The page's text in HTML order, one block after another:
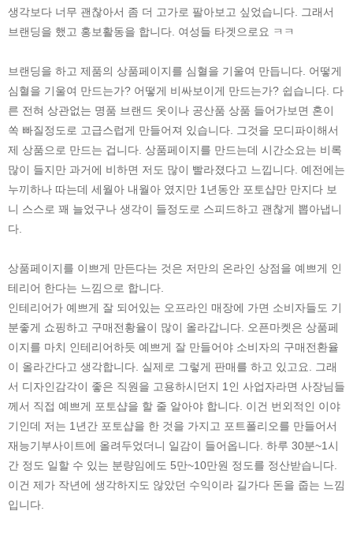
생각보다 너무 괜찮아서 좀 더 고가로 팔아보고 싶었습니다. 그래서
브랜딩을 했고 홍보활동을 합니다. 여성들 타겟으로요 ㅋㅋ
브랜딩을 하고 제품의 상품페이지를 심혈을 기울여 만듭니다. 어떻게
심혈을 기울여 만드는가? 어떻게 비싸보이게 만드는가? 쉽습니다. 다
른 전혀 상관없는 명품 브랜드 옷이나 공산품 상품 들어가보면 혼이
쏙 빠질정도로 고급스럽게 만들어져 있습니다. 그것을 모디파이해서
제 상품으로 만드는 겁니다. 상품페이지를 만드는데 시간소요는 비록
많이 들지만 과거에 비하면 저도 많이 빨라졌다고 느낍니다. 예전에는
누끼하나 따는데 세월아 내월아 였지만 1년동안 포토샵만 만지다 보
니 스스로 꽤 늘었구나 생각이 들정도로 스피드하고 괜찮게 뽑아냅니
다.
상품페이지를 이쁘게 만든다는 것은 저만의 온라인 상점을 예쁘게 인
테리어 한다는 느낌으로 합니다.
인테리어가 예쁘게 잘 되어있는 오프라인 매장에 가면 소비자들도 기
분좋게 쇼핑하고 구매전황율이 많이 올라갑니다. 오픈마켓은 상품페
이지를 마치 인테리어하듯 예쁘게 잘 만들어야 소비자의 구매전환율
이 올라간다고 생각합니다. 실제로 그렇게 판매를 하고 있고요. 그래
서 디자인감각이 좋은 직원을 고용하시던지 1인 사업자라면 사장님들
께서 직접 예쁘게 포토샵을 할 줄 알아야 합니다. 이건 번외적인 이야
기인데 저는 1년간 포토샵을 한 것을 가지고 포트폴리오를 만들어서
재능기부사이트에 올려두었더니 일감이 들어옵니다. 하루 30분~1시
간 정도 일할 수 있는 분량임에도 5만~10만원 정도를 정산받습니다.
이건 제가 작년에 생각하지도 않았던 수익이라 길가다 돈을 줍는 느낌
입니다.